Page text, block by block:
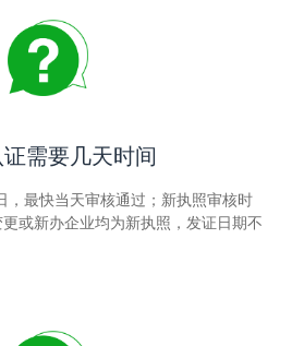
需要几天时间
，最快当天审核通过；新执照审核时
或新办企业均为新执照，发证日期不